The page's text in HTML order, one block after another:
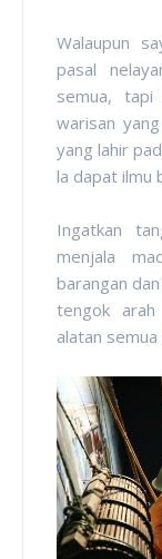
Walaupun
pasal
semua, tapi
warisan
yang lahir
la dapat ilmu
Ingatkan
menjala
barangan
tengok
alatan semua